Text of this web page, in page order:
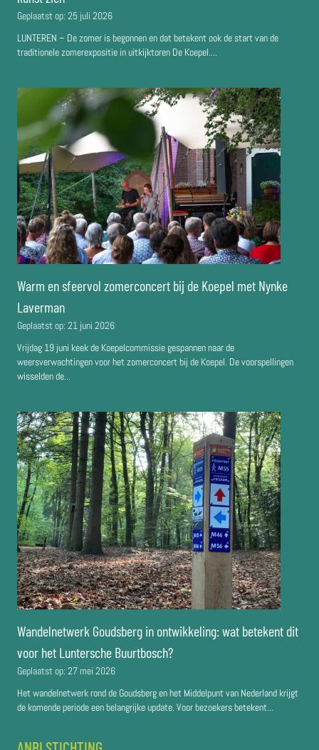
Geplaatst op: 25 juli 2026
LUNTEREN – De zomer is begonnen en dat betekent ook de start van de
traditionele zomerexpositie in uitkijktoren De Koepel....
Warm en sfeervol zomerconcert bij de Koepel met Nynke
Laverman
Geplaatst op: 21 juni 2026
Vrijdag 19 juni keek de Koepelcommissie gespannen naar de
weersverwachtingen voor het zomerconcert bij de Koepel. De voorspellingen
wisselden de...
Wandelnetwerk Goudsberg in ontwikkeling: wat betekent dit
voor het Luntersche Buurtbosch?
Geplaatst op: 27 mei 2026
Het wandelnetwerk rond de Goudsberg en het Middelpunt van Nederland krijgt
de komende periode een belangrijke update. Voor bezoekers betekent...